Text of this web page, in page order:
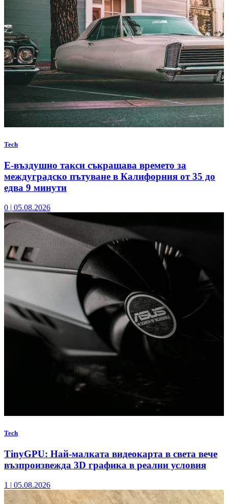
Tech
Е-въздушно такси съкращава времето за
междуградско пътуване в Калифорния от 35 до
едва 9 минути
0 | 05.08.2026
Tech
TinyGPU: Най-малката видеокарта в света вече
възпроизвежда 3D графика в реални условия
1 | 05.08.2026